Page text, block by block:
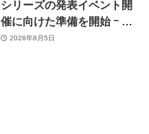
シリーズの発表イベント開
催に向けた準備を開始 ｰ 9
月8日か9月9日に開催見込
2026年8月5日